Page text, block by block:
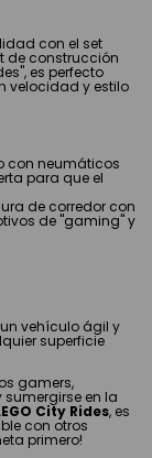
con el set
de construcción
es perfecto
velocidad y estilo
con neumáticos
para que el
de corredor con
de "gaming" y
un vehículo ágil y
superficie
gamers,
en la
City Rides, es
con otros
primero!